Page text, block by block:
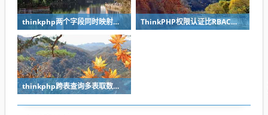
thinkphp两个字段同时映射同一张表如何创建视图模型？ ThinkPHP权限认证比RBAC好用的Auth类认证方式
thinkphp跨表查询多表取数如何操作？